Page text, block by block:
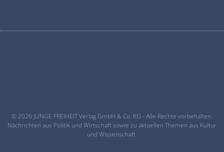
© 2026 JUNGE FREIHEIT Verlag GmbH & Co. KG - Alle Rechte vorbehalten.
Nachrichten aus Politik und Wirtschaft sowie zu aktuellen Themen aus Kultur
und Wissenschaft.